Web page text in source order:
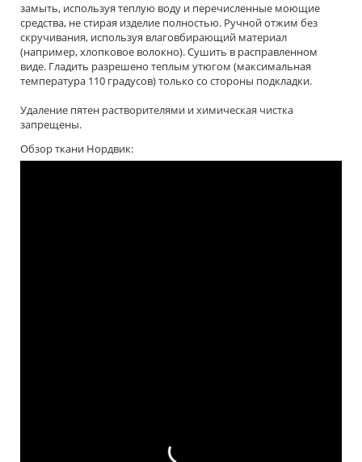
замыть, используя теплую воду и перечисленные моющие
средства, не стирая изделие полностью. Ручной отжим без
скручивания, используя влаговбирающий материал
(например, хлопковое волокно). Сушить в расправленном
виде. Гладить разрешено теплым утюгом (максимальная
температура 110 градусов) только со стороны подкладки.
Удаление пятен растворителями и химическая чистка
запрещены.
Обзор ткани Нордвик: